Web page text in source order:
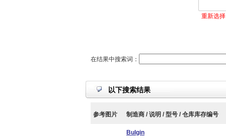
重新选择
在结果中搜索词：
以下搜索结果
参考图片 制造商 / 说明 / 型号 / 仓库库存编号
Bulgin